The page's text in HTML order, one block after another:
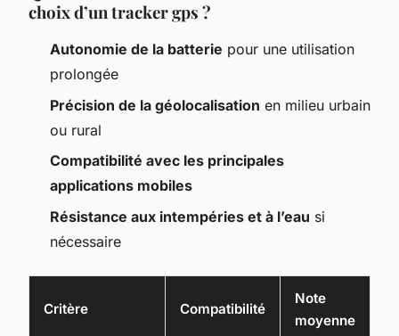
choix d’un tracker gps ?
Autonomie de la batterie pour une utilisation
prolongée
Précision de la géolocalisation en milieu urbain
ou rural
Compatibilité avec les principales
applications mobiles
Résistance aux intempéries et à l’eau si
nécessaire
Critère Compatibilité
Note
moyenne